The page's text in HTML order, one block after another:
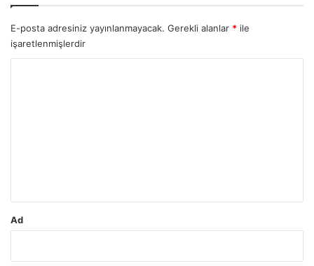
E-posta adresiniz yayınlanmayacak. Gerekli alanlar * ile
işaretlenmişlerdir
Ad